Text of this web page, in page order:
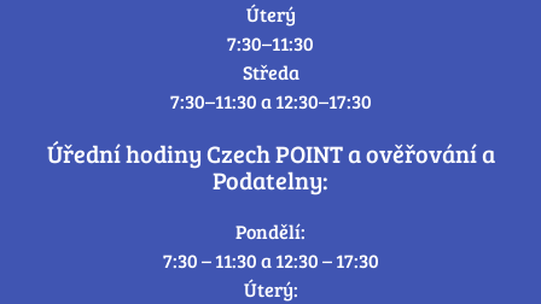
Úterý
7:30–11:30
Středa
7:30–11:30 a 12:30–17:30
Úřední hodiny Czech POINT a ověřování a
Podatelny:
Pondělí:
7:30 – 11:30 a 12:30 – 17:30
Úterý: